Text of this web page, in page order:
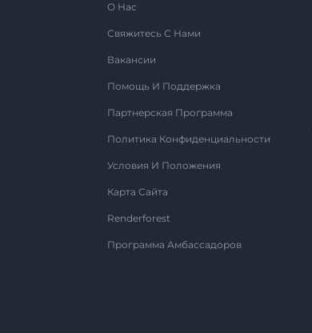
О Нас
Свяжитесь С Нами
Вакансии
Помощь И Поддержка
Партнерская Программа
Политика Конфиденциальности
Условия И Положения
Карта Сайта
Renderforest
Программа Амбассадоров